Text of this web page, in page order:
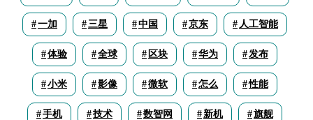
一加 三星 中国 京东 人工智能
体验 全球 区块 华为 发布
小米 影像 微软 怎么 性能
手机 技术 数智网 新机 旗舰